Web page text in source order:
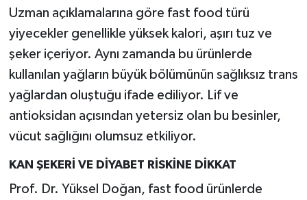
Uzman açıklamalarına göre fast food türü
yiyecekler genellikle yüksek kalori, aşırı tuz ve
şeker içeriyor. Aynı zamanda bu ürünlerde
kullanılan yağların büyük bölümünün sağlıksız trans
yağlardan oluştuğu ifade ediliyor. Lif ve
antioksidan açısından yetersiz olan bu besinler,
vücut sağlığını olumsuz etkiliyor.
KAN ŞEKERİ VE DİYABET RİSKİNE DİKKAT
Prof. Dr. Yüksel Doğan, fast food ürünlerde
Kütahya
Magazin
Otomobil
Pazarlar
Politika
Resmi İlan